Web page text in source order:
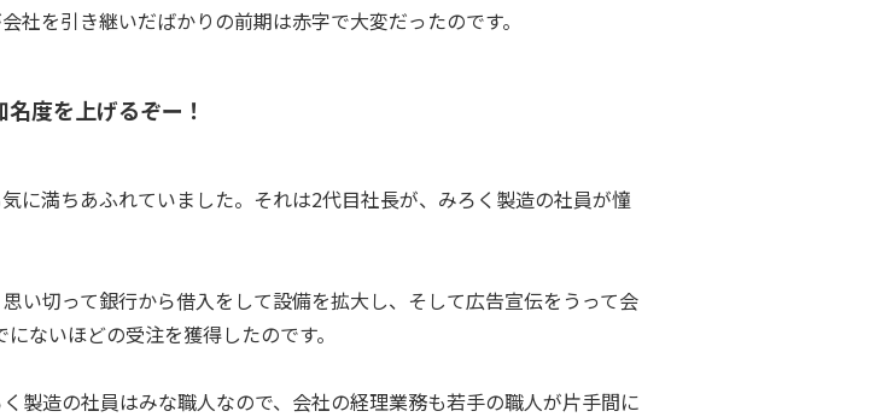
を引き継いだばかりの前期は赤字で大変だったのです。
度を上げるぞー！
に満ちあふれていました。それは2代目社長が、みろく製造の社員が憧
い切って銀行から借入をして設備を拡大し、そして広告宣伝をうって会
ないほどの受注を獲得したのです。
製造の社員はみな職人なので、会社の経理業務も若手の職人が片手間に